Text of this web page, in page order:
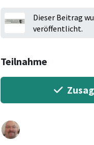
Dieser Beitrag
veröffentlicht.